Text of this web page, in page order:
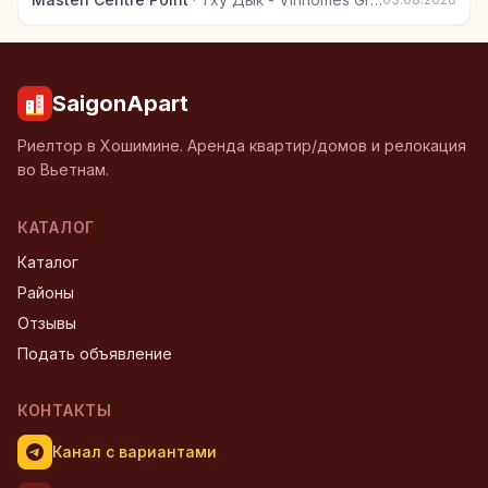
SaigonApart
Риелтор в Хошимине. Аренда квартир/домов и релокация
во Вьетнам.
КАТАЛОГ
Каталог
Районы
Отзывы
Подать объявление
КОНТАКТЫ
Канал с вариантами